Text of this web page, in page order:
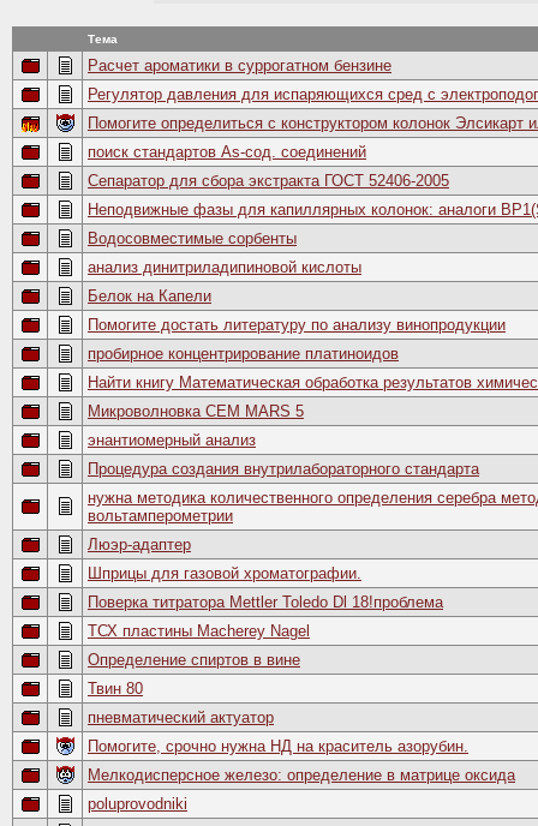
Тема
Расчет ароматики в суррогатном бензине
Регулятор давления для испаряющихся сред с
Помогите определиться с конструктором колонок Элсикарт
поиск стандартов As-сод. соединений
Сепаратор для сбора экстракта ГОСТ 52406-2005
Неподвижные фазы для капиллярных колонок: аналоги
Водосовместимые сорбенты
анализ динитриладипиновой кислоты
Белок на Капели
Помогите достать литературу по анализу винопродукции
пробирное концентрирование платиноидов
Найти книгу Математическая обработка результатов
Микроволновка CEM MARS 5
энантиомерный анализ
Процедура создания внутрилабораторного стандарта
нужна методика количественного определения серебра
вольтамперометрии
Люэр-адаптер
Шприцы для газовой хроматографии.
Поверка титратора Mettler Toledo Dl 18!проблема
ТСХ пластины Macherey Nagel
Определение спиртов в вине
Твин 80
пневматический актуатор
Помогите, срочно нужна НД на краситель азорубин.
Мелкодисперсное железо: определение в матрице оксида
poluprovodniki